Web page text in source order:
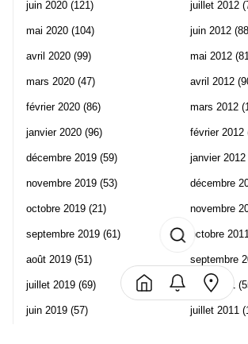
juin 2020 (121)
mai 2020 (104)
avril 2020 (99)
mars 2020 (47)
février 2020 (86)
janvier 2020 (96)
décembre 2019 (59)
novembre 2019 (53)
octobre 2019 (21)
septembre 2019 (61)
août 2019 (51)
juillet 2019 (69)
juin 2019 (57)
juillet 2012
juin 2012
mai 2012
avril 2012
mars 2012
février 2012
janvier 2012
décembre
novembre
octobre
septembre
août 2011
juillet 2011